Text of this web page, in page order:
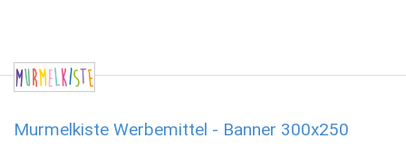
Murmelkiste Werbemittel - Banner 300x250